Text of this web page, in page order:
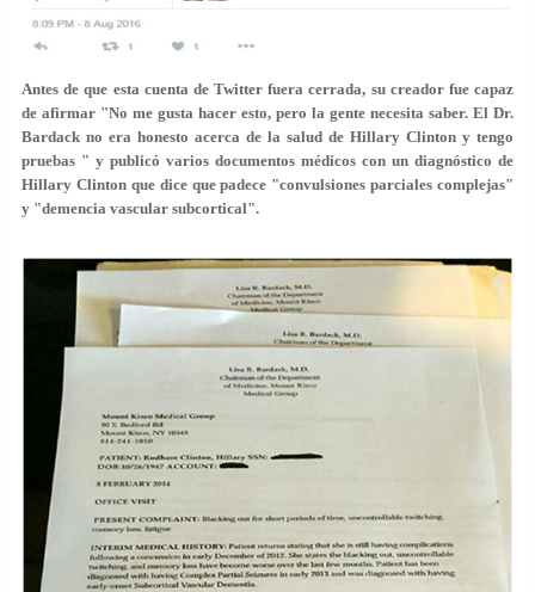
Antes de que esta cuenta de Twitter fuera cerrada, su creador fue capaz
de afirmar "No me gusta hacer esto, pero la gente necesita saber. El Dr.
Bardack no era honesto acerca de la salud de Hillary Clinton y tengo
pruebas " y publicó varios documentos médicos con un diagnóstico de
Hillary Clinton que dice que padece "convulsiones parciales complejas"
y "demencia vascular subcortical".